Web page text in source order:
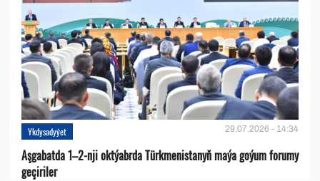
Ykdysadyýet 29.07.2026 - 14:34
Aşgabatda 1–2-nji oktýabrda Türkmenistanyň maýa goýum forumy
geçiriler